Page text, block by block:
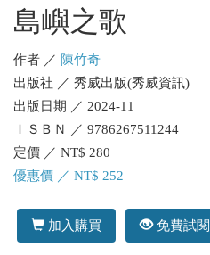
島嶼之歌
作者 ／ 陳竹奇
出版社 ／ 秀威出版(秀威資訊)
出版日期 ／ 2024-11
ＩＳＢＮ ／ 9786267511244
定價 ／ NT$ 280
優惠價 ／ NT$ 252
加入購買 免費試閱